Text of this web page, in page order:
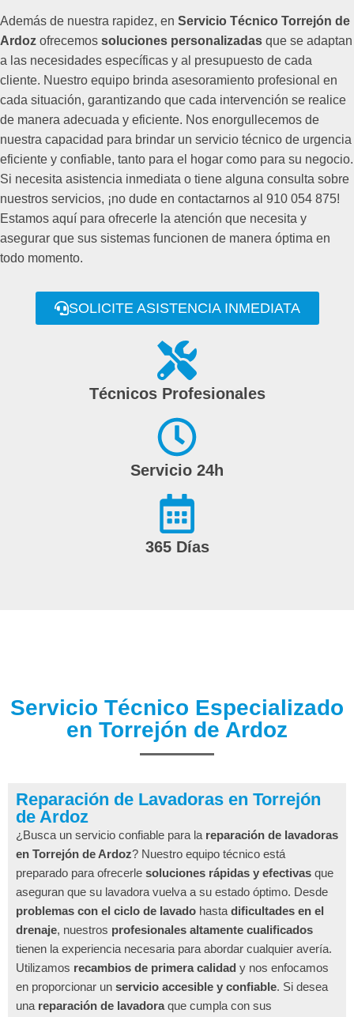
Además de nuestra rapidez, en Servicio Técnico Torrejón de
Ardoz ofrecemos soluciones personalizadas que se adaptan
a las necesidades específicas y al presupuesto de cada
cliente. Nuestro equipo brinda asesoramiento profesional en
cada situación, garantizando que cada intervención se realice
de manera adecuada y eficiente. Nos enorgullecemos de
nuestra capacidad para brindar un servicio técnico de urgencia
eficiente y confiable, tanto para el hogar como para su negocio.
Si necesita asistencia inmediata o tiene alguna consulta sobre
nuestros servicios, ¡no dude en contactarnos al 910 054 875!
Estamos aquí para ofrecerle la atención que necesita y
asegurar que sus sistemas funcionen de manera óptima en
todo momento.
SOLICITE ASISTENCIA INMEDIATA
Técnicos Profesionales
Servicio 24h
365 Días
Servicio Técnico Especializado
en Torrejón de Ardoz
Reparación de Lavadoras en Torrejón
de Ardoz
¿Busca un servicio confiable para la reparación de lavadoras
en Torrejón de Ardoz? Nuestro equipo técnico está
preparado para ofrecerle soluciones rápidas y efectivas que
aseguran que su lavadora vuelva a su estado óptimo. Desde
problemas con el ciclo de lavado hasta dificultades en el
drenaje, nuestros profesionales altamente cualificados
tienen la experiencia necesaria para abordar cualquier avería.
Utilizamos recambios de primera calidad y nos enfocamos
en proporcionar un servicio accesible y confiable. Si desea
una reparación de lavadoraque cumpla con sus